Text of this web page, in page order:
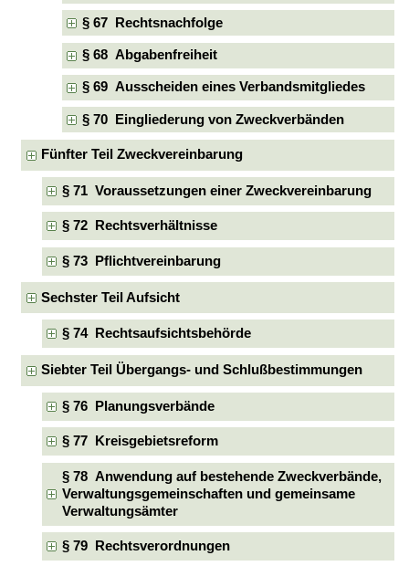
§ 67 Rechtsnachfolge
§ 68 Abgabenfreiheit
§ 69 Ausscheiden eines Verbandsmitgliedes
§ 70 Eingliederung von Zweckverbänden
Fünfter Teil Zweckvereinbarung
§ 71 Voraussetzungen einer Zweckvereinbarung
§ 72 Rechtsverhältnisse
§ 73 Pflichtvereinbarung
Sechster Teil Aufsicht
§ 74 Rechtsaufsichtsbehörde
Siebter Teil Übergangs- und Schlußbestimmungen
§ 76 Planungsverbände
§ 77 Kreisgebietsreform
§ 78 Anwendung auf bestehende Zweckverbände,
Verwaltungsgemeinschaften und gemeinsame
Verwaltungsämter
§ 79 Rechtsverordnungen